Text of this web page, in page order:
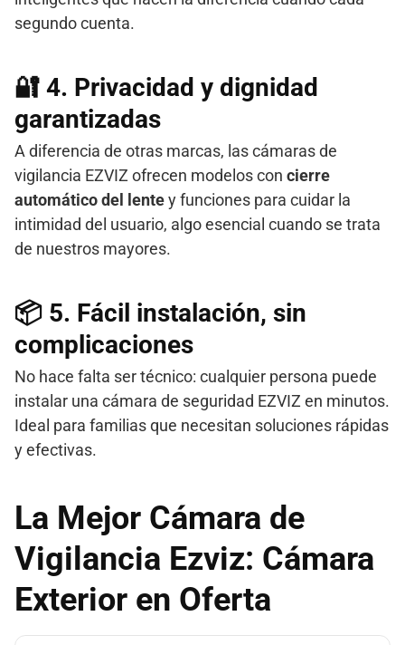
segundo cuenta.
🔐 4. Privacidad y dignidad
garantizadas
A diferencia de otras marcas, las cámaras de
vigilancia EZVIZ ofrecen modelos con cierre
automático del lentey funciones para cuidar la
intimidad del usuario, algo esencial cuando se trata
de nuestros mayores.
📦 5. Fácil instalación, sin
complicaciones
No hace falta ser técnico: cualquier persona puede
instalar una cámara de seguridad EZVIZ en minutos.
Ideal para familias que necesitan soluciones rápidas
y efectivas.
La Mejor Cámara de
Vigilancia Ezviz: Cámara
Exterior en Oferta